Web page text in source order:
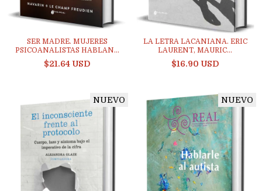
SER MADRE. MUJERES
PSICOANALISTAS HABLAN...
$21.64 USD
LA LETRA LACANIANA. ERIC
LAURENT, MAURIC...
$16.90 USD
NUEVO NUEVO